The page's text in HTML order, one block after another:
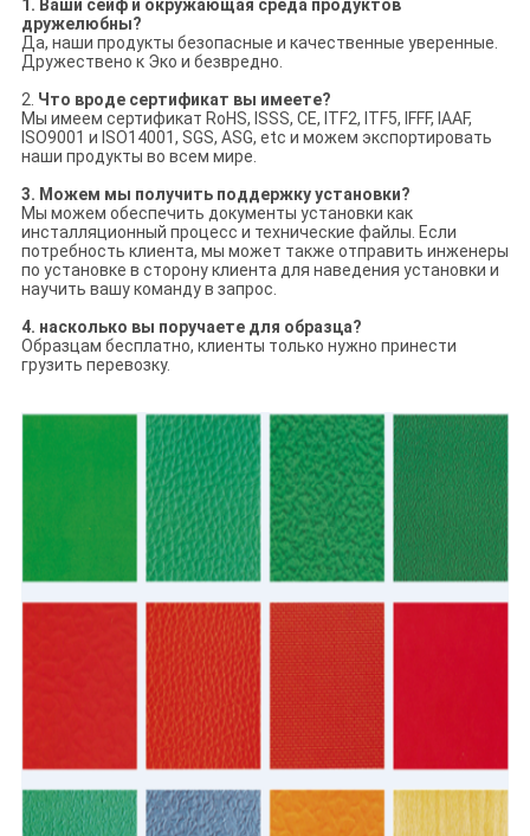
1. Ваши сейф и окружающая среда продуктов
дружелюбны?
Да, наши продукты безопасные и качественные уверенные.
Дружествено к Эко и безвредно.
2. Что вроде сертификат вы имеете?
Мы имеем сертификат RoHS, ISSS, CE, ITF2, ITF5, IFFF, IAAF,
ISO9001 и ISO14001, SGS, ASG, etc и можем экспортировать
наши продукты во всем мире.
3. Можем мы получить поддержку установки?
Мы можем обеспечить документы установки как
инсталляционный процесс и технические файлы. Если
потребность клиента, мы может также отправить инженеры
по установке в сторону клиента для наведения установки и
научить вашу команду в запрос.
4. насколько вы поручаете для образца?
Образцам бесплатно, клиенты только нужно принести
грузить перевозку.